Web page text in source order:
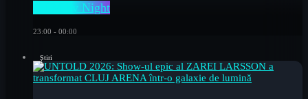
C FM by Night
23:00 - 00:00
Știri